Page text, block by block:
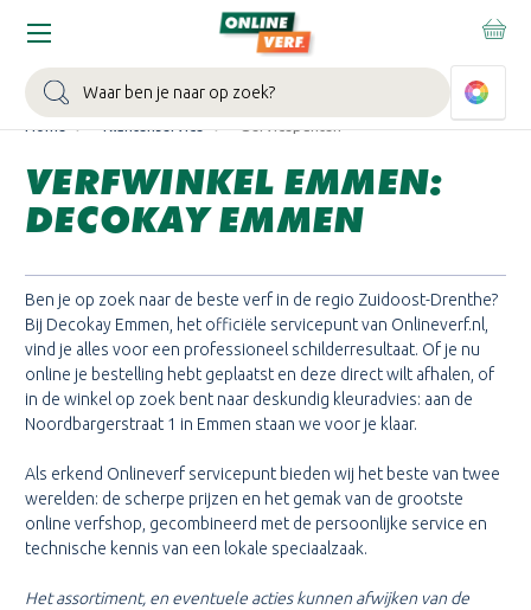
Zoeken
WIN EEN BALLONVAART:Bij besteding vanaf €100,- aan Sikkens
muurverf en/of lak.
Bekijk actie >
Home Klantenservice Servicepunten
VERFWINKEL EMMEN:
DECOKAY EMMEN
Ben je op zoek naar de beste verf in de regio Zuidoost-Drenthe?
Bij Decokay Emmen, het officiële servicepunt van Onlineverf.nl,
vind je alles voor een professioneel schilderresultaat. Of je nu
online je bestelling hebt geplaatst en deze direct wilt afhalen, of
in de winkel op zoek bent naar deskundig kleuradvies: aan de
Noordbargerstraat 1 in Emmen staan we voor je klaar.
Als erkend Onlineverf servicepunt bieden wij het beste van twee
werelden: de scherpe prijzen en het gemak van de grootste
online verfshop, gecombineerd met de persoonlijke service en
technische kennis van een lokale speciaalzaak.
Het assortiment, en eventuele acties kunnen afwijken van de